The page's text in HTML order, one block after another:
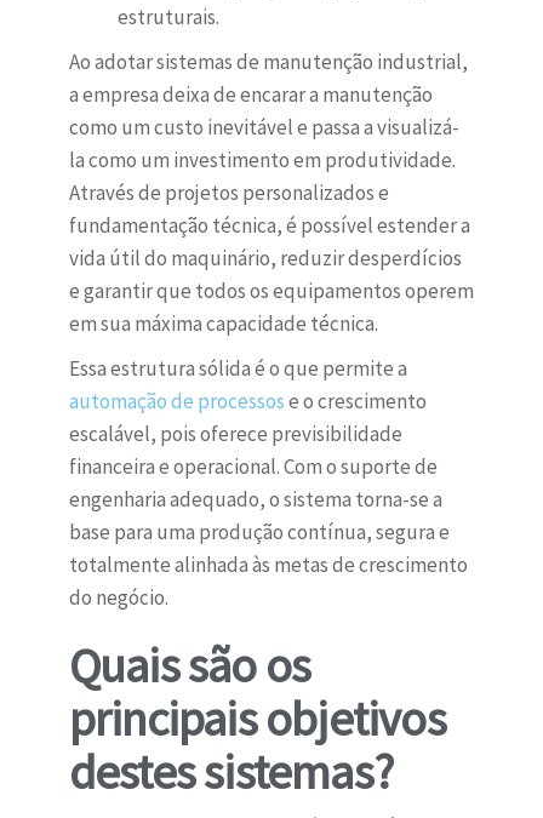
estruturais.
Ao adotar sistemas de manutenção industrial,
a empresa deixa de encarar a manutenção
como um custo inevitável e passa a visualizá-
la como um investimento em produtividade.
Através de projetos personalizados e
fundamentação técnica, é possível estender a
vida útil do maquinário, reduzir desperdícios
e garantir que todos os equipamentos operem
em sua máxima capacidade técnica.
Essa estrutura sólida é o que permite a
automação de processose o crescimento
escalável, pois oferece previsibilidade
financeira e operacional. Com o suporte de
engenharia adequado, o sistema torna-se a
base para uma produção contínua, segura e
totalmente alinhada às metas de crescimento
do negócio.
Quais são os
principais objetivos
destes sistemas?